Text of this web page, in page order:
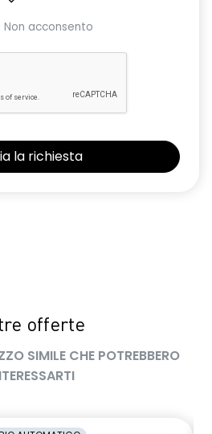
riscaldabili e ripiegabili
tetto
jacquard di raso nero
Non acconsento
offerte
SIMILE CHE POTREBBERO